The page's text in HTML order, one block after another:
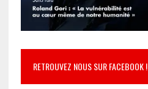
RETROUVEZ NOUS SUR FACEBOOK !